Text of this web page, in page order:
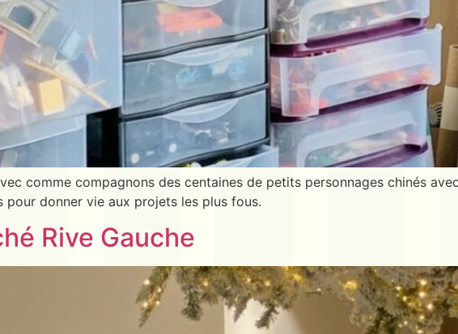
comme compagnons des centaines de petits personnages chinés
pour donner vie aux projets les plus fous.
Rive Gauche